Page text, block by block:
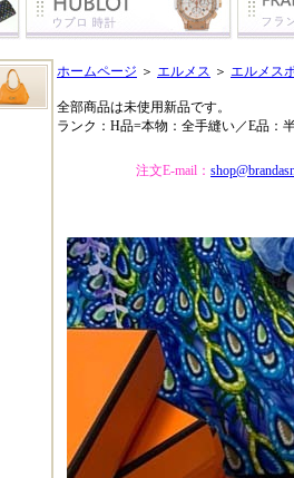
ホームページ ＞ エルメス ＞ エルメス
全部商品は未使用新品です。
ランク：H品=本物：全手縫い／E品：
注文E-mail：